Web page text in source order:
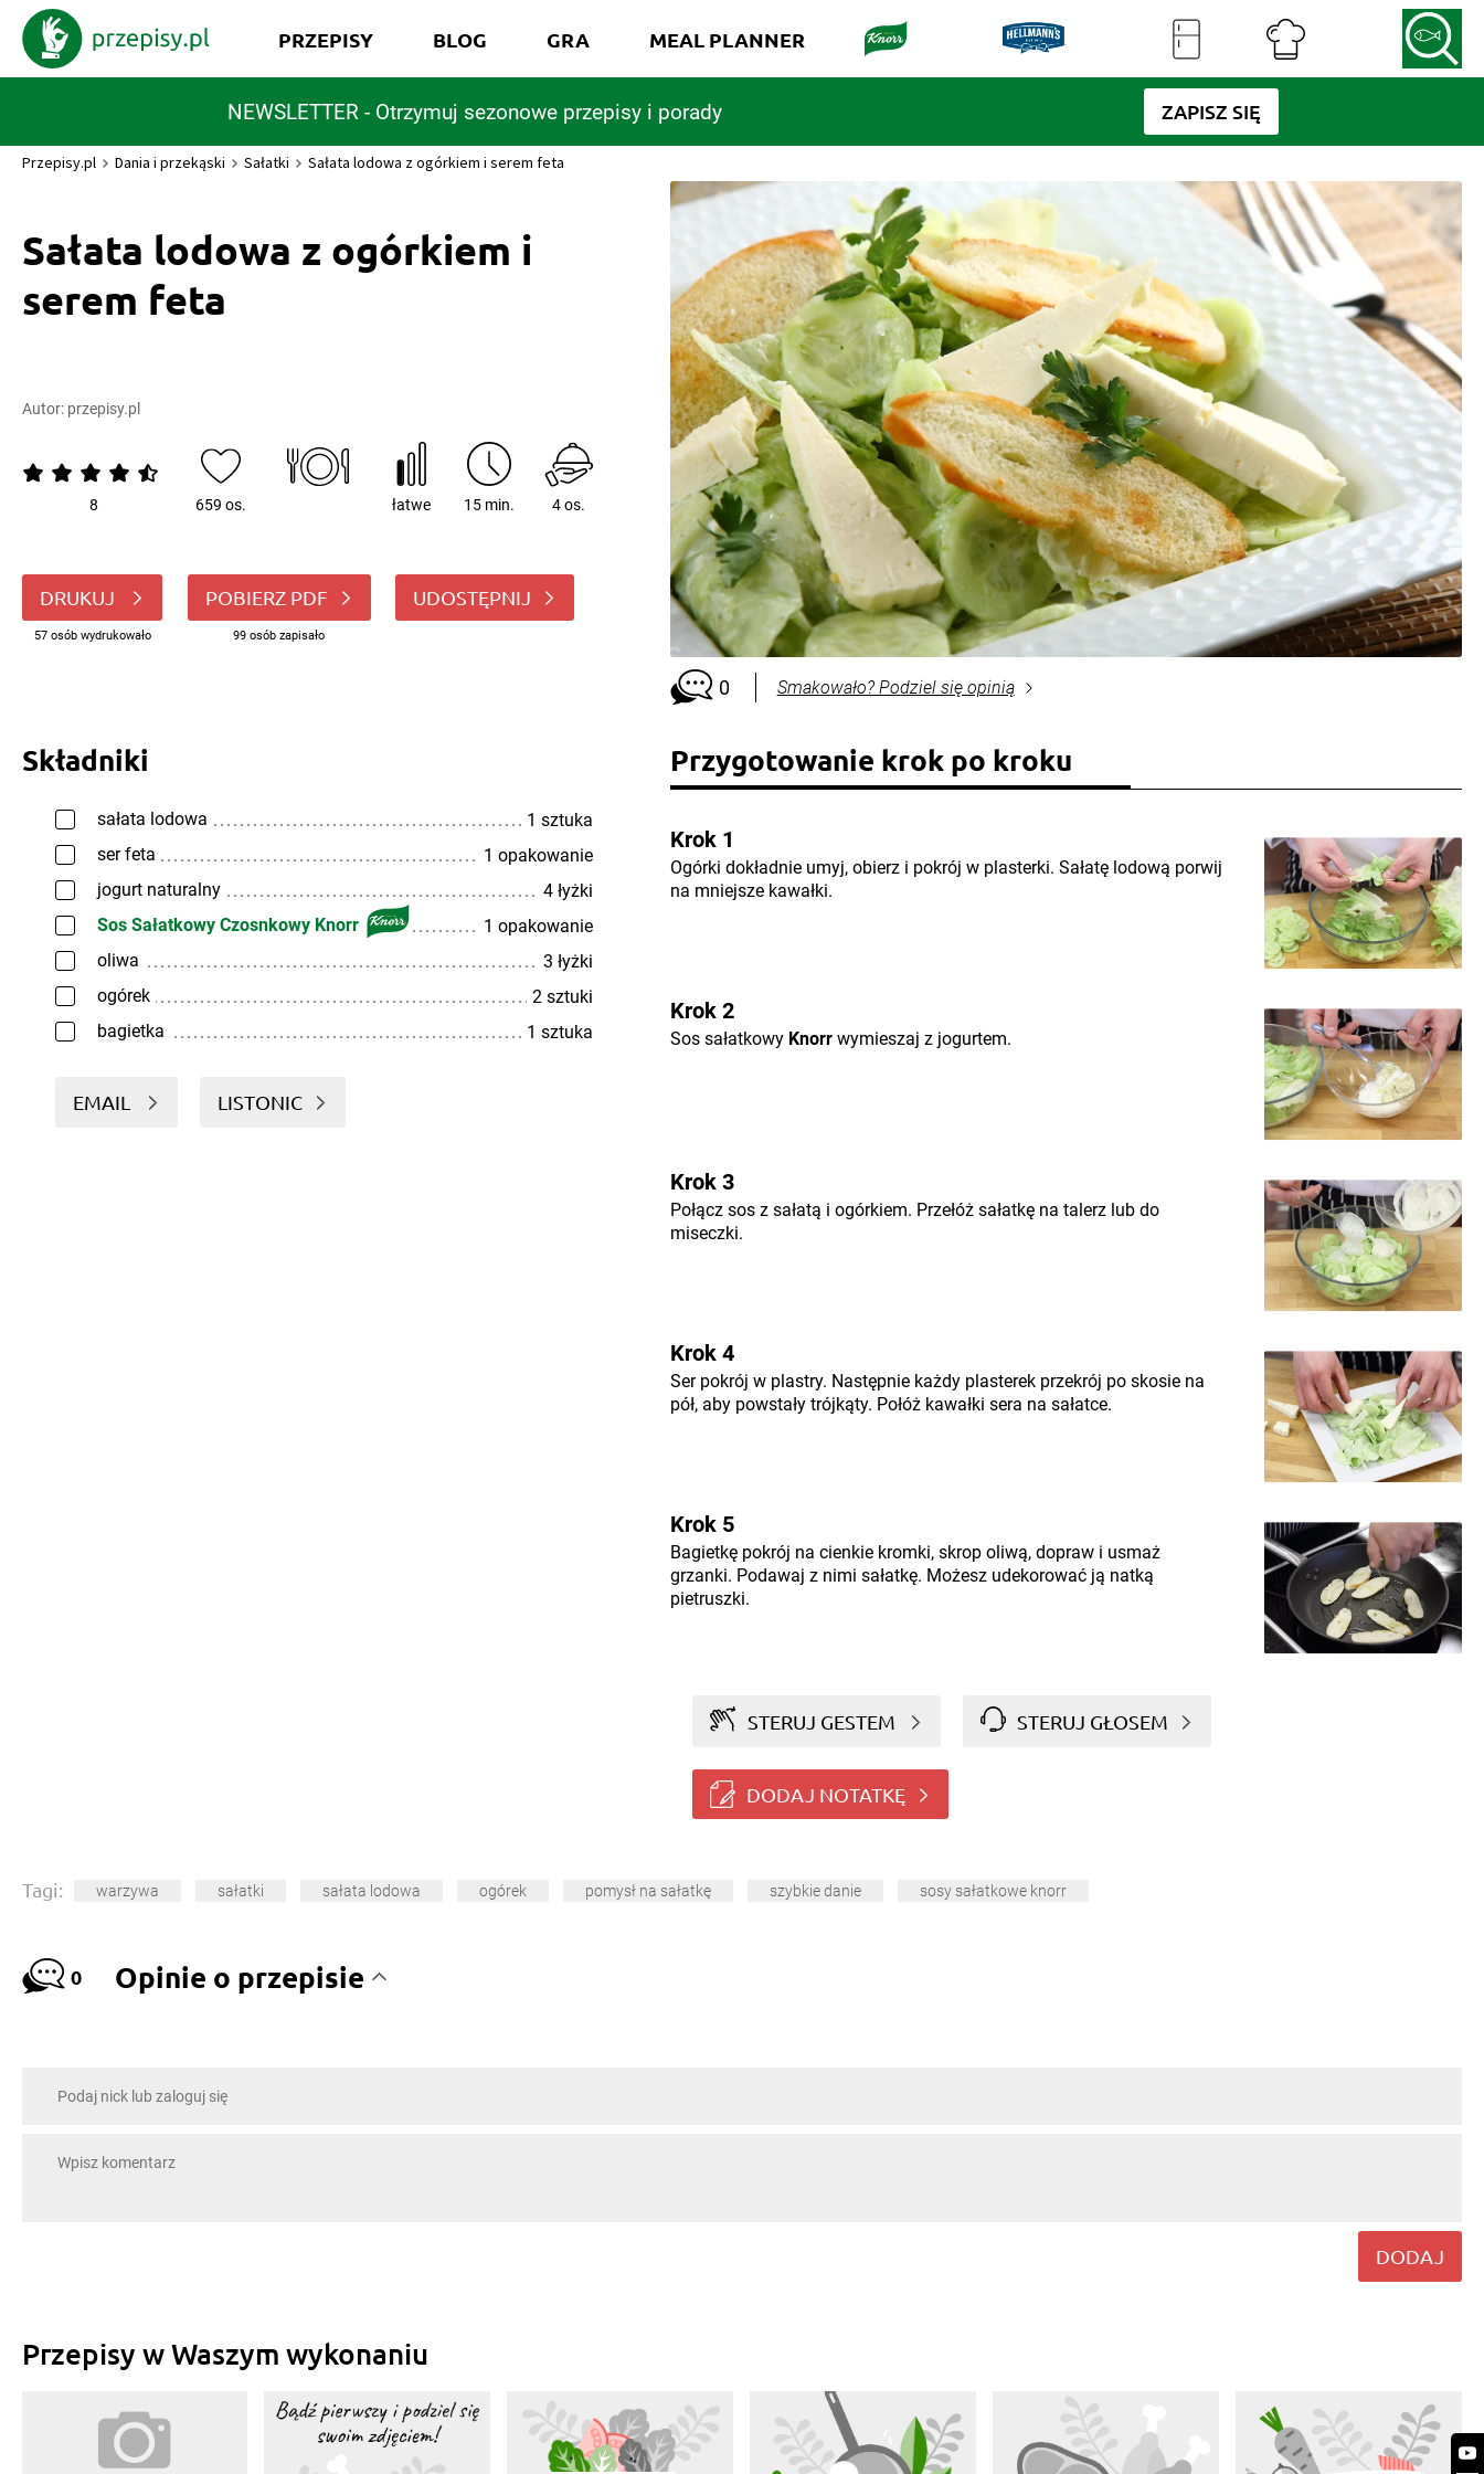
NEWSLETTER - Otrzymuj sezonowe przepisy i porady ZAPISZ SIĘ
PRZEPISY BLOG GRA MEAL PLANNER
Przepisy.pl Dania i przekąski Sałatki Sałata lodowa z ogórkiem i serem feta
Sałata lodowa z ogórkiem i
serem feta
Autor: przepisy.pl
8 659 os. łatwe 15 min. 4 os.
DRUKUJ
57 osób wydrukowało
POBIERZ PDF
99 osób zapisało
UDOSTĘPNIJ
0 Smakowało? Podziel się opinią
Składniki
sałata lodowa
1 sztuka
ser feta
1 opakowanie
jogurt naturalny
4 łyżki
Sos Sałatkowy Czosnkowy Knorr
1 opakowanie
oliwa
3 łyżki
ogórek
2 sztuki
bagietka
1 sztuka
EMAIL LISTONIC
Przygotowanie krok po kroku
Krok 1
Ogórki dokładnie umyj, obierz i pokrój w plasterki. Sałatę lodową porwij
na mniejsze kawałki.
Krok 2
Sos sałatkowy Knorrwymieszaj z jogurtem.
Krok 3
Połącz sos z sałatą i ogórkiem. Przełóż sałatkę na talerz lub do
miseczki.
Krok 4
Ser pokrój w plastry. Następnie każdy plasterek przekrój po skosie na
pół, aby powstały trójkąty. Połóż kawałki sera na sałatce.
Krok 5
Bagietkę pokrój na cienkie kromki, skrop oliwą, dopraw i usmaż
grzanki. Podawaj z nimi sałatkę. Możesz udekorować ją natką
pietruszki.
STERUJ GESTEM STERUJ GŁOSEM
DODAJ NOTATKĘ
Tagi: warzywa sałatki sałata lodowa ogórek pomysł na sałatkę szybkie danie sosy sałatkowe knorr
0 Opinie o przepisie
DODAJ
Przepisy w Waszym wykonaniu